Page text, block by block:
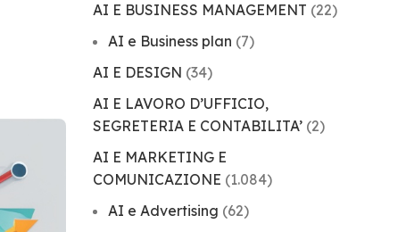
AI E BUSINESS MANAGEMENT (22)
AI e Business plan (7)
AI E DESIGN (34)
AI E LAVORO D’UFFICIO,
SEGRETERIA E CONTABILITA’(2)
AI E MARKETING E
COMUNICAZIONE (1.084)
AI e Advertising (62)